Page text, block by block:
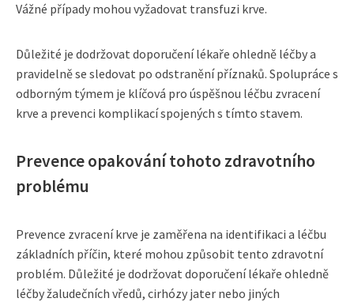
Vážné případy mohou vyžadovat transfuzi krve.
Důležité je dodržovat doporučení lékaře ohledně léčby a
pravidelně se sledovat po odstranění příznaků. Spolupráce s
odborným týmem je klíčová pro úspěšnou léčbu zvracení
krve a prevenci komplikací spojených s tímto stavem.
Prevence opakování tohoto zdravotního
problému
Prevence zvracení krve je zaměřena na identifikaci a léčbu
základních příčin, které mohou způsobit tento zdravotní
problém. Důležité je dodržovat doporučení lékaře ohledně
léčby žaludečních vředů, cirhózy jater nebo jiných